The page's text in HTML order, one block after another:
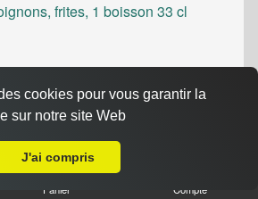
frites, 1 boisson 33 cl
Panier Compte
cookies pour vous garantir la
sur notre site Web
J'ai compris